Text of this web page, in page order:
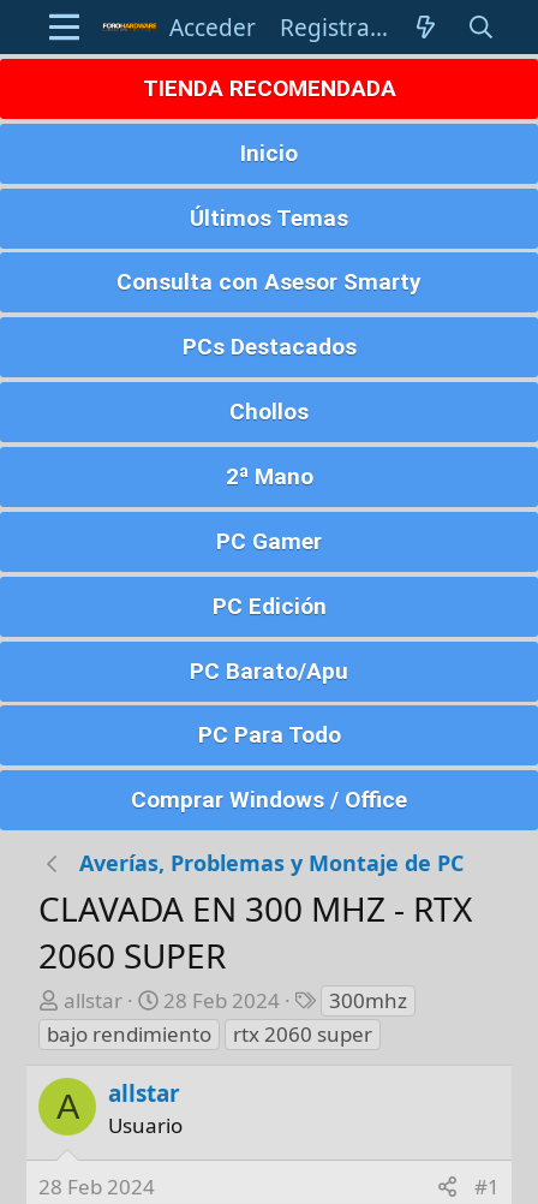
Acceder Registrarse
TIENDA RECOMENDADA
Inicio
Últimos Temas
Consulta con Asesor Smarty
PCs Destacados
Chollos
2ª Mano
PC Gamer
PC Edición
PC Barato/Apu
PC Para Todo
Comprar Windows / Office
Averías, Problemas y Montaje de PC
CLAVADA EN 300 MHZ - RTX
2060 SUPER
A
u
t
o
r
allstar
F
e
c
a
d
e
28 Feb 2024
E
t
i
t
300mhz
bajo rendimiento
rtx 2060 super
A allstar
Usuario
28 Feb 2024 #1